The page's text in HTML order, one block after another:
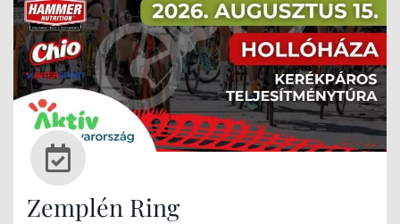
Zemplén Ring